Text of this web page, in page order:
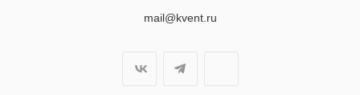
mail@kvent.ru